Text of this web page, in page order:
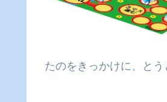
たのをきっかけに、とう